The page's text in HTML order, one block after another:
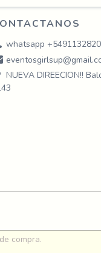
compra.
whatsapp
NUEVA DIREECION!!